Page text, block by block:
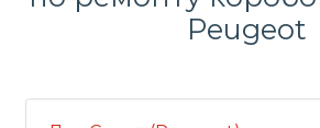
Peugeot